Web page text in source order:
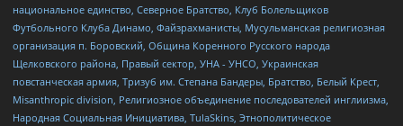
национальное единство, Северное Братство, Клуб Болельщиков
Футбольного Клуба Динамо, Файзрахманисты, Мусульманская религиозная
организация п. Боровский, Община Коренного Русского народа
Щелковского района, Правый сектор, УНА - УНСО, Украинская
повстанческая армия, Тризуб им. Степана Бандеры, Братство, Белый Крест,
Misanthropic division, Религиозное объединение последователей инглиизма,
Народная Социальная Инициатива, TulaSkins, Этнополитическое